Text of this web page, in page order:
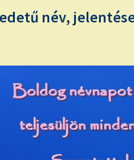
név,